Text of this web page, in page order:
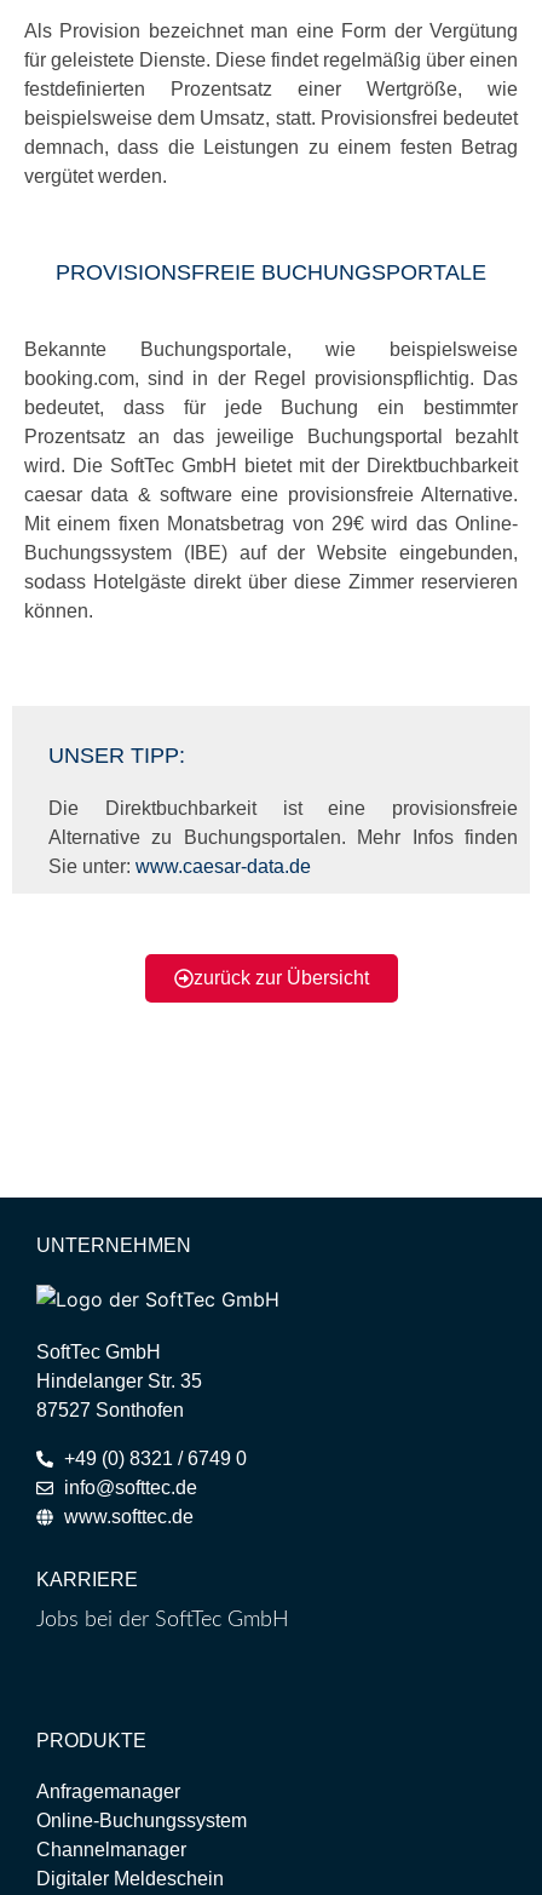
Als Provision bezeichnet man eine Form der Vergütung
für geleistete Dienste. Diese findet regelmäßig über einen
festdefinierten Prozentsatz einer Wertgröße, wie
beispielsweise dem Umsatz, statt. Provisionsfrei bedeutet
demnach, dass die Leistungen zu einem festen Betrag
vergütet werden.
PROVISIONSFREIE BUCHUNGSPORTALE
Bekannte Buchungsportale, wie beispielsweise
booking.com, sind in der Regel provisionspflichtig. Das
bedeutet, dass für jede Buchung ein bestimmter
Prozentsatz an das jeweilige Buchungsportal bezahlt
wird. Die SoftTec GmbH bietet mit der Direktbuchbarkeit
caesar data & software eine provisionsfreie Alternative.
Mit einem fixen Monatsbetrag von 29€ wird das Online-
Buchungssystem (IBE) auf der Website eingebunden,
sodass Hotelgäste direkt über diese Zimmer reservieren
können.
UNSER TIPP:
Die Direktbuchbarkeit ist eine provisionsfreie
Alternative zu Buchungsportalen. Mehr Infos finden
Sie unter: www.caesar-data.de
zurück zur Übersicht
UNTERNEHMEN
SoftTec GmbH
Hindelanger Str. 35
87527 Sonthofen
+49 (0) 8321 / 6749 0
info@softtec.de
www.softtec.de
KARRIERE
Jobs bei der SoftTec GmbH
PRODUKTE
Anfragemanager
Online-Buchungssystem
Channelmanager
Digitaler Meldeschein